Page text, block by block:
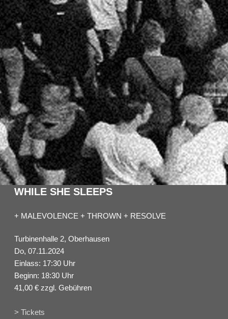
WHILE SHE SLEEPS
+ MALEVOLENCE + THROWN + RESOLVE
Turbinenhalle 2, Oberhausen
Do, 07.11.2024
Einlass: 17:30 Uhr
Beginn: 18:30 Uhr
41,00 € zzgl. Gebühren
> Tickets